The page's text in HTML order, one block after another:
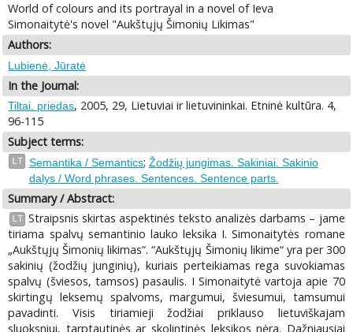
World of colours and its portrayal in a novel of Ieva
Simonaitytė's novel "Aukštųjų Šimonių Likimas"
Authors:
Lubienė, Jūratė
In the Journal:
Tiltai. priedas, 2005, 29, Lietuviai ir lietuvininkai. Etninė kultūra. 4,
96-115
Subject terms:
LT Semantika / Semantics; Žodžių jungimas. Sakiniai. Sakinio
dalys / Word phrases. Sentences. Sentence parts.
Summary / Abstract:
LT Straipsnis skirtas aspektinės teksto analizės darbams – jame
tiriama spalvų semantinio lauko leksika I. Simonaitytės romane
„Aukštųjų Šimonių likimas“. “Aukštųjų Šimonių likime“ yra per 300
sakinių (žodžių junginių), kuriais perteikiamas rega suvokiamas
spalvų (šviesos, tamsos) pasaulis. I Simonaitytė vartoja apie 70
skirtingų leksemų spalvoms, margumui, šviesumui, tamsumui
pavadinti. Visis tiriamieji žodžiai priklauso lietuviškajam
sluoksniui, tarptautinės ar skolintinės leksikos nėra. Dažniausiai